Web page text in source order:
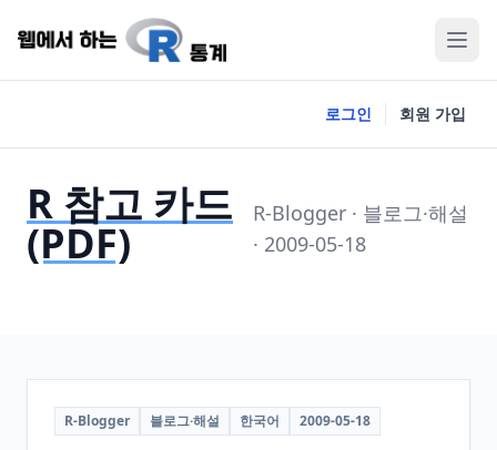
로그인 회원 가입
R 참고 카드
(PDF)
R-Blogger · 블로그·해설
· 2009-05-18
R-Blogger 블로그·해설 한국어 2009-05-18